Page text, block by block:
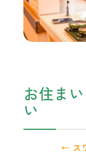
お住ま
い
← ス